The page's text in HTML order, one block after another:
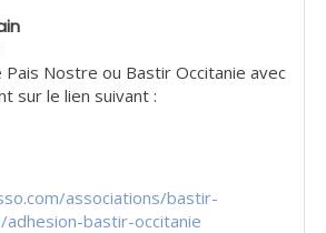
Pais Nostre ou Bastir Occitanie avec
sur le lien suivant :
associations/bastir-
bastir-occitanie